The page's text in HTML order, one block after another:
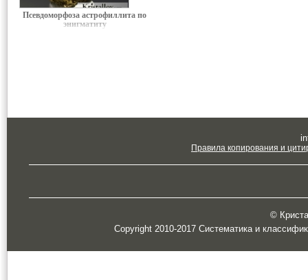
Псевдоморфоза астрофиллита по
энигматиту
Правила копирования и
©
Copyright 2010-2017 Систематика и